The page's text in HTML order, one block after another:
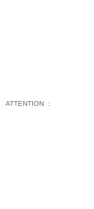
ATTENTION ：